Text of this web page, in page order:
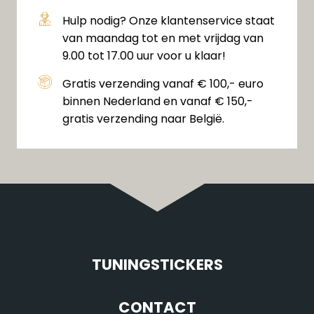
Hulp nodig? Onze klantenservice staat
van maandag tot en met vrijdag van
9.00 tot 17.00 uur voor u klaar!
Gratis verzending vanaf € 100,- euro
binnen Nederland en vanaf € 150,-
gratis verzending naar België.
TUNINGSTICKERS
CONTACT